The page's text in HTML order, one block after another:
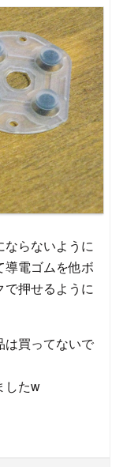
らないように
導電ゴムを他ボ
押せるように
は買ってないで
したw